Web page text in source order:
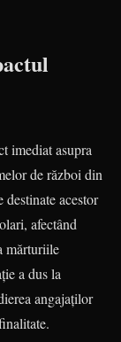
imediat asupra
de război din
acestor
afectând
mărturiile
a dus la
angajaților